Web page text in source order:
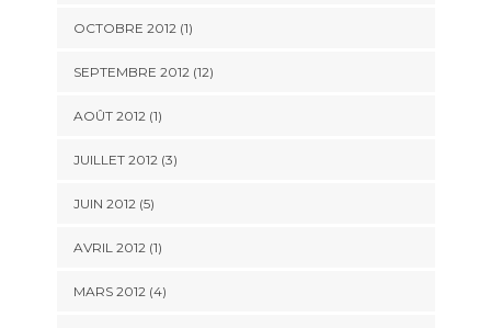
OCTOBRE 2012 (1)
SEPTEMBRE 2012 (12)
AOÛT 2012 (1)
JUILLET 2012 (3)
JUIN 2012 (5)
AVRIL 2012 (1)
MARS 2012 (4)